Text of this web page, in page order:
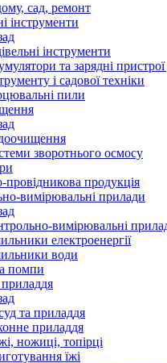
сад, ремонт
інструменти
інструменти
та зарядні
і садової техніки
пили
зворотнього осмосу
провідникова продукція
вимірювальні прилади
вимірювальні
електроенергії
води
помпи
та приладдя
приладдя
ножиці, топірці
їжі